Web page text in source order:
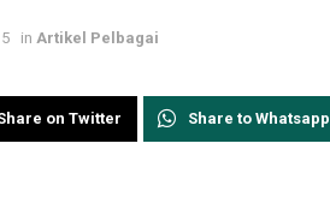
in Artikel Pelbagai
on Twitter Share to Whatsapp